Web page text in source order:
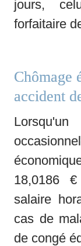
jours,
forfaitaire
Chômage
accident
18,0186
salaire
cas de
de congé